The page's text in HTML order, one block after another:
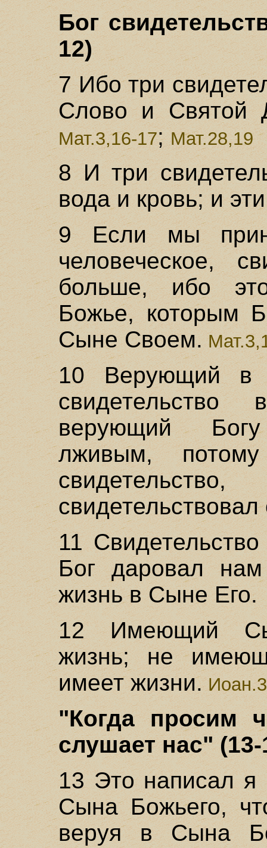
Бог
12)
7 Ибо три
Слово и Святой
Мат.3,16-17;Мат.28,19
8 И три
вода и кровь; и
9 Если мы
человеческое,
больше, ибо
Божье, которым
Сыне Своем.
10 Верующий в
верующий
лживым,
11
Бог даровал
жизнь в Сыне Его.
12 Имеющий
жизнь; не
имеет жизни.
"Когда просим
слушает нас" (13-
13 Это написал
Сына Божьего,
веруя в Сына